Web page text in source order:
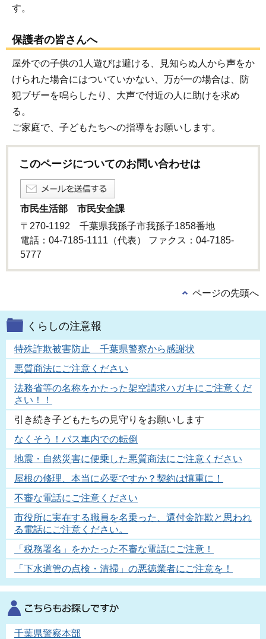
す。
保護者の皆さんへ
屋外での子供の1人遊びは避ける、見知らぬ人から声をか
けられた場合にはついていかない、万が一の場合は、防
犯ブザーを鳴らしたり、大声で付近の人に助けを求め
る。
ご家庭で、子どもたちへの指導をお願いします。
このページについてのお問い合わせは
市民生活部 市民安全課
〒270-1192 千葉県我孫子市我孫子1858番地
電話：04-7185-1111（代表） ファクス：04-7185-
5777
ページの先頭へ
くらしの注意報
特殊詐欺被害防止 千葉県警察から感謝状
悪質商法にご注意ください
法務省等の名称をかたった架空請求ハガキにご注意くだ
さい！！
引き続き子どもたちの見守りをお願いします
なくそう！バス車内での転倒
地震・自然災害に便乗した悪質商法にご注意ください
屋根の修理、本当に必要ですか？契約は慎重に！
不審な電話にご注意ください
市役所に実在する職員を名乗った、還付金詐欺と思われ
る電話にご注意ください。
「税務署名」をかたった不審な電話にご注意！
「下水道管の点検・清掃」の悪徳業者にご注意を！
千葉県警察本部